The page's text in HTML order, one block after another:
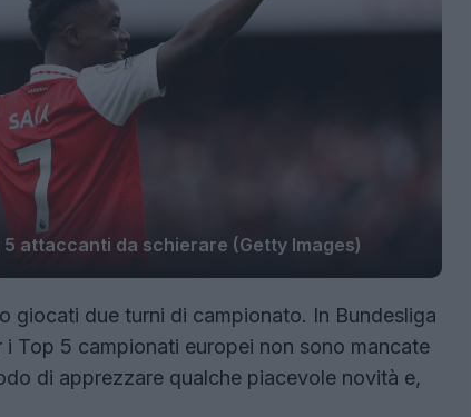
5 attaccanti da schierare (Getty Images)
giocati due turni di campionato. In Bundesliga
Top 5 campionati europei non sono mancate
di apprezzare qualche piacevole novità e,